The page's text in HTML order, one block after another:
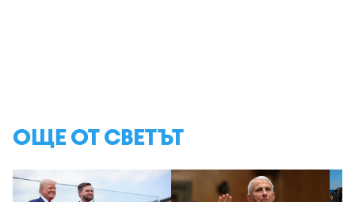
ОЩЕ ОТ СВЕТЪТ